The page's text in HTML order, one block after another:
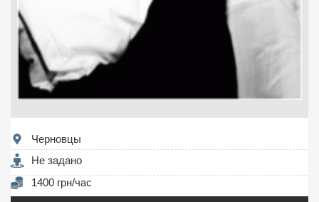
Черновцы
Не задано
1400 грн/час